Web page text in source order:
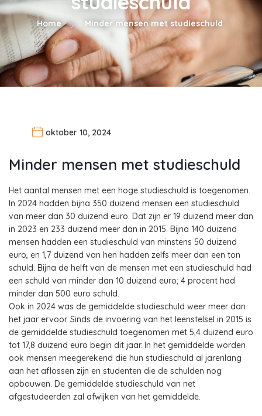
Home Minder mensen met studieschuld
oktober 10, 2024
Minder mensen met studieschuld
Het aantal mensen met een hoge studieschuld is toegenomen.
In 2024 hadden bijna 350 duizend mensen een studieschuld
van meer dan 30 duizend euro. Dat zijn er 19 duizend meer dan
in 2023 en 233 duizend meer dan in 2015. Bijna 140 duizend
mensen hadden een studieschuld van minstens 50 duizend
euro, en 1,7 duizend van hen hadden zelfs meer dan een ton
schuld. Bijna de helft van de mensen met een studieschuld had
een schuld van minder dan 10 duizend euro; 4 procent had
minder dan 500 euro schuld.
Ook in 2024 was de gemiddelde studieschuld weer meer dan
het jaar ervoor. Sinds de invoering van het leenstelsel in 2015 is
de gemiddelde studieschuld toegenomen met 5,4 duizend euro
tot 17,8 duizend euro begin dit jaar. In het gemiddelde worden
ook mensen meegerekend die hun studieschuld al jarenlang
aan het aflossen zijn en studenten die de schulden nog
opbouwen. De gemiddelde studieschuld van net
afgestudeerden zal afwijken van het gemiddelde.